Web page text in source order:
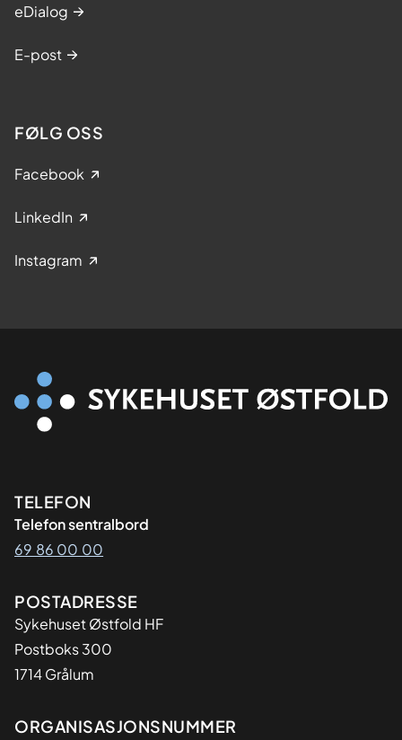
eDialog
E-post
FØLG OSS
Facebook
LinkedIn
Instagram
Kontaktinformasjon
TELEFON
Telefon sentralbord
69 86 00 00
Adresse
POSTADRESSE
Sykehuset Østfold HF
Postboks 300
1714 Grålum
Organisasjon
ORGANISASJONSNUMMER